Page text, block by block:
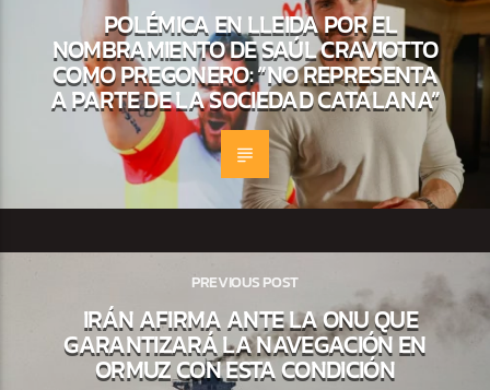
POLÉMICA EN LLEIDA POR EL
NOMBRAMIENTO DE SAÚL CRAVIOTTO
COMO PREGONERO: “NO REPRESENTA
A PARTE DE LA SOCIEDAD CATALANA”
PREVIOUS POST
IRÁN AFIRMA ANTE LA ONU QUE
GARANTIZARÁ LA NAVEGACIÓN EN
ORMUZ CON ESTA CONDICIÓN